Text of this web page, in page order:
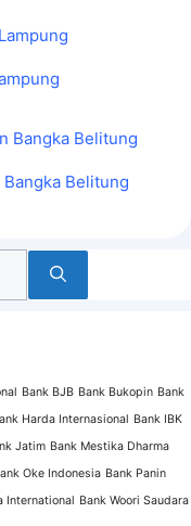
Belitung
Bank BJB Bank Bukopin Bank
Harda Internasional Bank IBK
Jatim Bank Mestika Dharma
Oke Indonesia Bank Panin
International Bank Woori Saudara